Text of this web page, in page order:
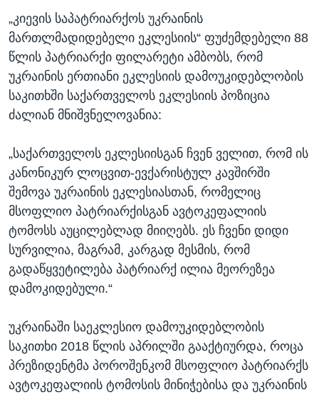
„კიევის საპატრიარქოს უკრაინის
მართლმადიდებელი ეკლესიის“ ფუძემდებელი 88
წლის პატრიარქი ფილარეტი ამბობს, რომ
უკრაინის ერთიანი ეკლესიის დამოუკიდებლობის
საკითხში საქართველოს ეკლესიის პოზიცია
ძალიან მნიშვნელოვანია:
„საქართველოს ეკლესიისგან ჩვენ ველით, რომ ის
კანონიკურ ლოცვით-ევქარისტულ კავშირში
შემოვა უკრაინის ეკლესიასთან, რომელიც
მსოფლიო პატრიარქისგან ავტოკეფალიის
ტომოსს აუცილებლად მიიღებს. ეს ჩვენი დიდი
სურვილია, მაგრამ, კარგად მესმის, რომ
გადაწყვეტილება პატრიარქ ილია მეორეზეა
დამოკიდებული.“
უკრაინაში საეკლესიო დამოუკიდებლობის
საკითხი 2018 წლის აპრილში გააქტიურდა, როცა
პრეზიდენტმა პოროშენკომ მსოფლიო პატრიარქს
ავტოკეფალიის ტომოსის მინიჭებისა და უკრაინის